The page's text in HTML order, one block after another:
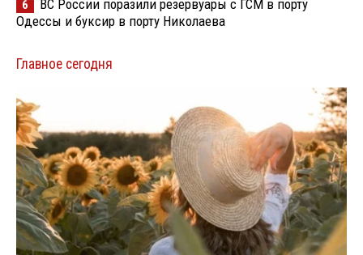
6
ВС России поразили резервуары с ГСМ в порту
Одессы и буксир в порту Николаева
Главное сегодня